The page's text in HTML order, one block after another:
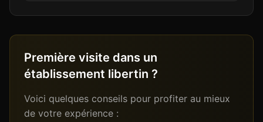
Première visite dans un
établissement libertin ?
Voici quelques conseils pour profiter au mieux
de votre expérience :